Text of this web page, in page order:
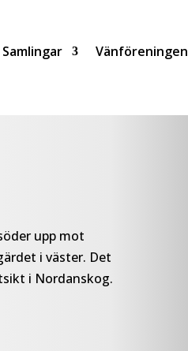
Samlingar Vänföreningen
upp mot
i väster. Det
i Nordanskog.